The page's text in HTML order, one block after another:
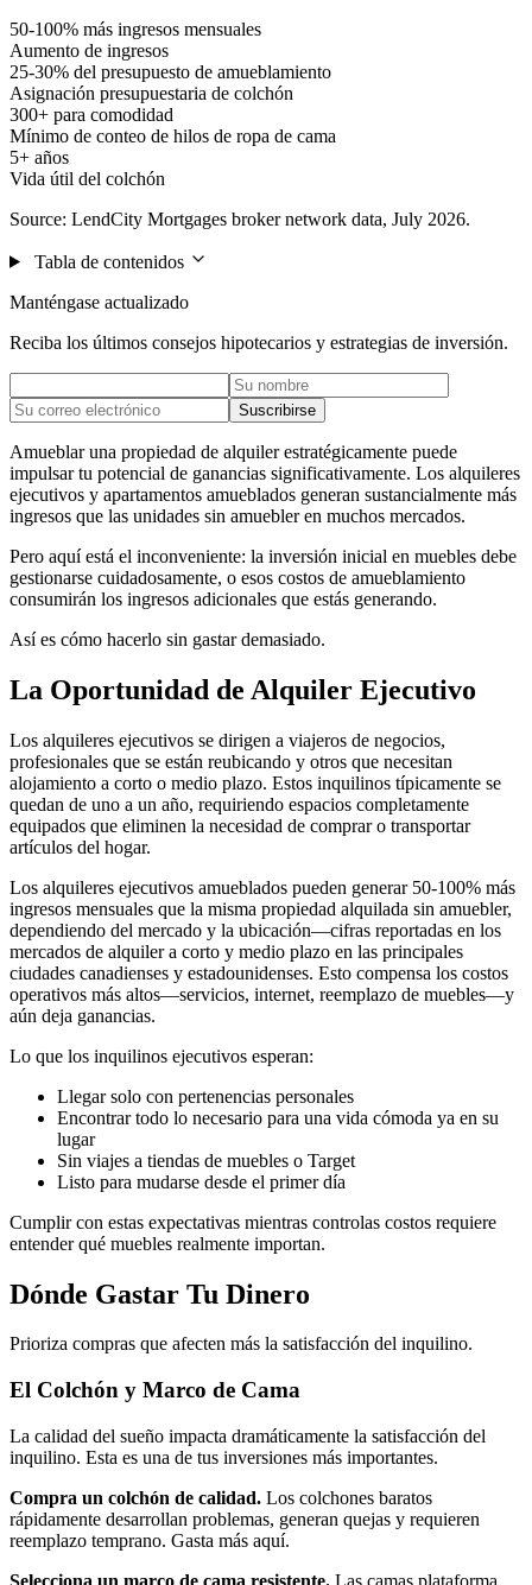
50-100% más ingresos mensuales
Aumento de ingresos
25-30% del presupuesto de amueblamiento
Asignación presupuestaria de colchón
300+ para comodidad
Mínimo de conteo de hilos de ropa de cama
5+ años
Vida útil del colchón
Source: LendCity Mortgages broker network data, July 2026.
Tabla de contenidos
Manténgase actualizado
Reciba los últimos consejos hipotecarios y estrategias de inversión.
Suscribirse
Amueblar una propiedad de alquiler estratégicamente puede
impulsar tu potencial de ganancias significativamente. Los alquileres
ejecutivos y apartamentos amueblados generan sustancialmente más
ingresos que las unidades sin amuebler en muchos mercados.
Pero aquí está el inconveniente: la inversión inicial en muebles debe
gestionarse cuidadosamente, o esos costos de amueblamiento
consumirán los ingresos adicionales que estás generando.
Así es cómo hacerlo sin gastar demasiado.
La Oportunidad de Alquiler Ejecutivo
Los alquileres ejecutivos se dirigen a viajeros de negocios,
profesionales que se están reubicando y otros que necesitan
alojamiento a corto o medio plazo. Estos inquilinos típicamente se
quedan de uno a un año, requiriendo espacios completamente
equipados que eliminen la necesidad de comprar o transportar
artículos del hogar.
Los alquileres ejecutivos amueblados pueden generar 50-100% más
ingresos mensuales que la misma propiedad alquilada sin amuebler,
dependiendo del mercado y la ubicación—cifras reportadas en los
mercados de alquiler a corto y medio plazo en las principales
ciudades canadienses y estadounidenses. Esto compensa los costos
operativos más altos—servicios, internet, reemplazo de muebles—y
aún deja ganancias.
Lo que los inquilinos ejecutivos esperan:
Llegar solo con pertenencias personales
Encontrar todo lo necesario para una vida cómoda ya en su
lugar
Sin viajes a tiendas de muebles o Target
Listo para mudarse desde el primer día
Cumplir con estas expectativas mientras controlas costos requiere
entender qué muebles realmente importan.
Dónde Gastar Tu Dinero
Prioriza compras que afecten más la satisfacción del inquilino.
El Colchón y Marco de Cama
La calidad del sueño impacta dramáticamente la satisfacción del
inquilino. Esta es una de tus inversiones más importantes.
Compra un colchón de calidad. Los colchones baratos
rápidamente desarrollan problemas, generan quejas y requieren
reemplazo temprano. Gasta más aquí.
Selecciona un marco de cama resistente. Las camas plataforma